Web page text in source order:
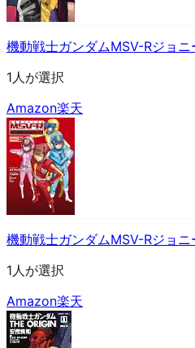
機動戦士ガンダムMSV-Rジョ
1人が選択
Amazon楽天
機動戦士ガンダムMSV-Rジョ
1人が選択
Amazon楽天